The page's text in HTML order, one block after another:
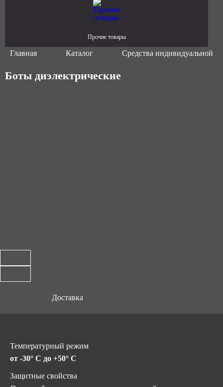
Прочие товары
Главная Каталог Средства индивидуальной
Боты диэлектрические
Доставка
Температурный режим
от -30° C до +50° C
Защитные свойства